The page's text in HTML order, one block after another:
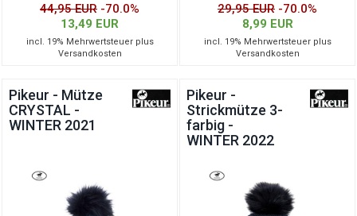
44,95 EUR -70.0%
13,49 EUR
incl. 19% Mehrwertsteuer plus
Versandkosten
29,95 EUR -70.0%
8,99 EUR
incl. 19% Mehrwertsteuer plus
Versandkosten
Pikeur - Mütze
CRYSTAL -
WINTER 2021
Pikeur -
Strickmütze 3-
farbig -
WINTER 2022